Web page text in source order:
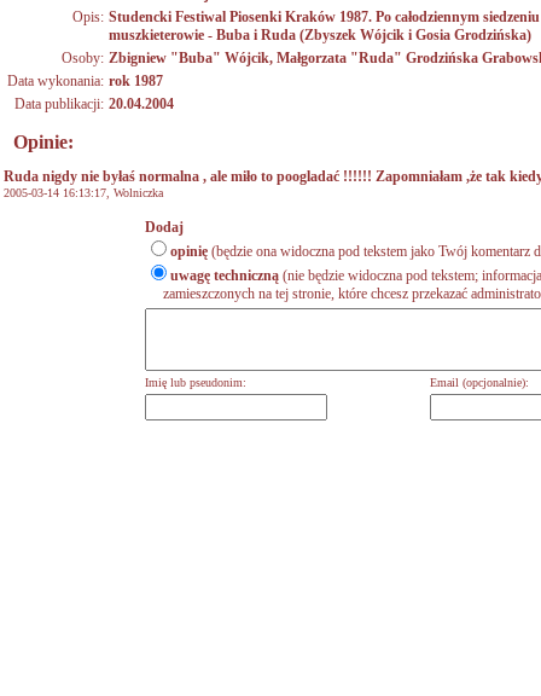
Opis: Studencki Festiwal Piosenki Kraków 1987. Po całodziennym
muszkieterowie - Buba i Ruda (Zbyszek Wójcik i Gosia Grodzińska)
Osoby: Zbigniew "Buba" Wójcik, Małgorzata "Ruda" Grodzińska
Data wykonania: rok 1987
Data publikacji: 20.04.2004
Opinie:
Ruda nigdy nie byłaś normalna , ale miło to poogladać !!!!!! Zapomniałam ,że tak
2005-03-14 16:13:17, Wolniczka
Dodaj
opinię (będzie ona widoczna pod tekstem jako Twój komentarz
uwagę techniczną (nie będzie widoczna pod tekstem;
zamieszczonych na tej stronie, które chcesz przekazać
Imię lub pseudonim: Email (opcjonalnie):